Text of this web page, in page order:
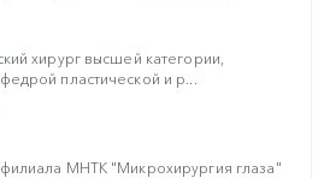
хирург высшей категории,
пластической и р...
МНТК "Микрохирургия глаза"